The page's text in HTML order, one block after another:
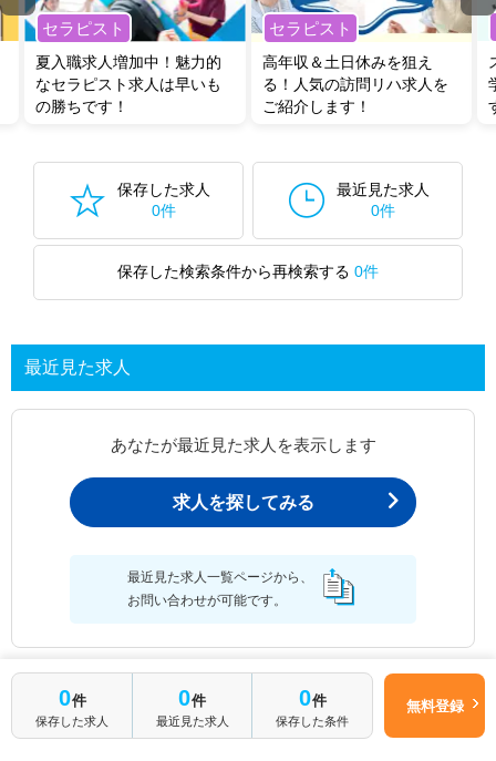
セラピスト
夏入職求人増加中！魅力的
なセラピスト求人は早いも
の勝ちです！
セラピスト
高年収＆土日休みを狙え
る！人気の訪問リハ求人を
ご紹介します！
保存した求人
0件
最近見た求人
0件
保存した検索条件から再検索する 0件
最近見た求人
あなたが最近見た求人を表示します
求人を探してみる
最近見た求人一覧ページから、
お問い合わせが可能です。
最近見た求人一覧
0件
保存した求人
0件
最近見た求人
0件
保存した条件
無料登録